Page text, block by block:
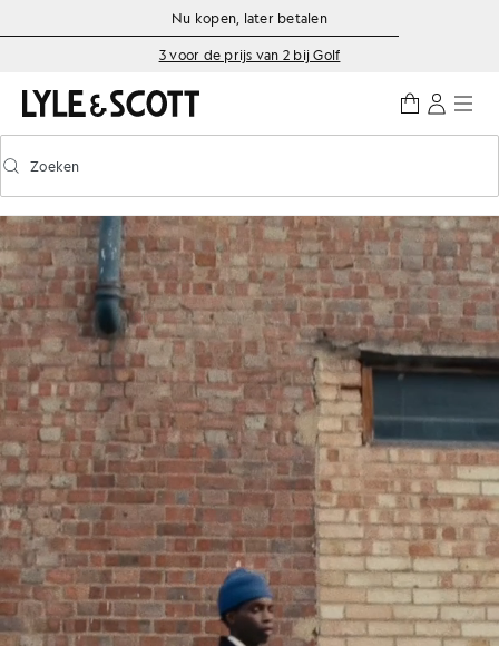
Ga naar de hoofdinhoud
Informatie over toegankelijkheid
Nu kopen, later betalen
3 voor de prijs van 2 bij Golf
Voorspellend zoeken in- of uitschakelen
Zoeken